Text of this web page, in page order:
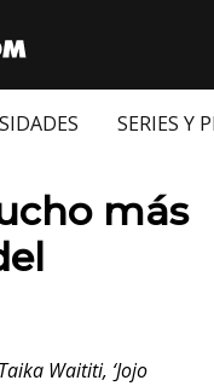
SERIES Y
más
Waititi, ‘Jojo